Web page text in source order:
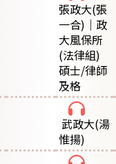
張政大(張
一合)｜政
大風保所
(法律組)
碩士/律師
及格
武政大(湯
惟揚)